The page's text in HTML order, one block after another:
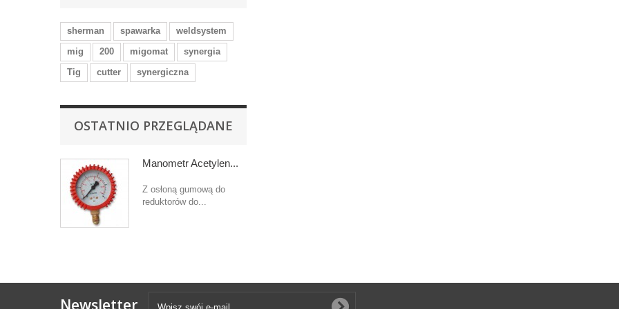
sherman spawarka
weldsystem
mig
200 migomat
synergia
Tig
cutter synergiczna
OSTATNIO PRZEGLĄDANE
Manometr Acetylen...
Z osłoną gumową do
reduktorów do...
Newsletter